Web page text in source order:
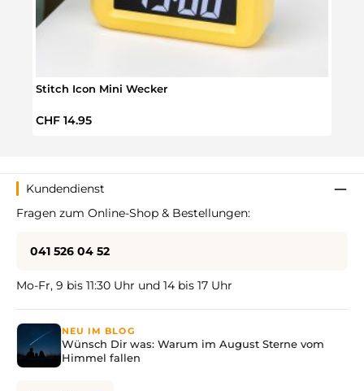
Stitch Icon Mini Wecker
Regulärer Preis:
CHF 14.95
Kundendienst
Fragen zum Online-Shop & Bestellungen:
041 526 04 52
Mo-Fr, 9 bis 11:30 Uhr und 14 bis 17 Uhr
NEU IM BLOG
Wünsch Dir was: Warum im August Sterne vom
Himmel fallen